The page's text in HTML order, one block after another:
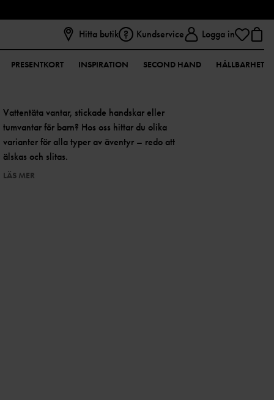
Hitta butik Kundservice Logga in
PRESENTKORT INSPIRATION SECOND HAND HÅLLBARHET
Vattentäta vantar, stickade handskar eller
tumvantar för barn? Hos oss hittar du olika
varianter för alla typer av äventyr – redo att
älskas och slitas.
LÄS MER